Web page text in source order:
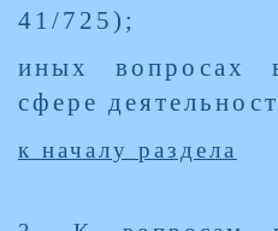
41/725);
иных вопросах
сфере
к началу раздела